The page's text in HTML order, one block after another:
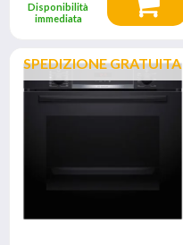
Disponibilità
immediata
SPEDIZIONE GRATUITA